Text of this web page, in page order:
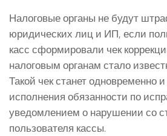
Налоговые органы не будут
юридических лиц и ИП, если
касс сформировали чек
налоговым органам стало
Такой чек станет одновременно
исполнения обязанности по
уведомлением о нарушении со
пользователя кассы.